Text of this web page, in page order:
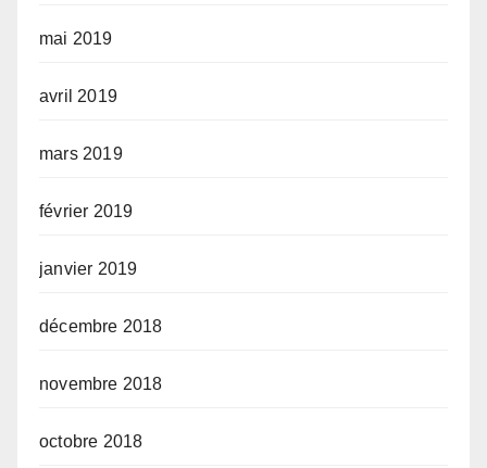
mai 2019
avril 2019
mars 2019
février 2019
janvier 2019
décembre 2018
novembre 2018
octobre 2018